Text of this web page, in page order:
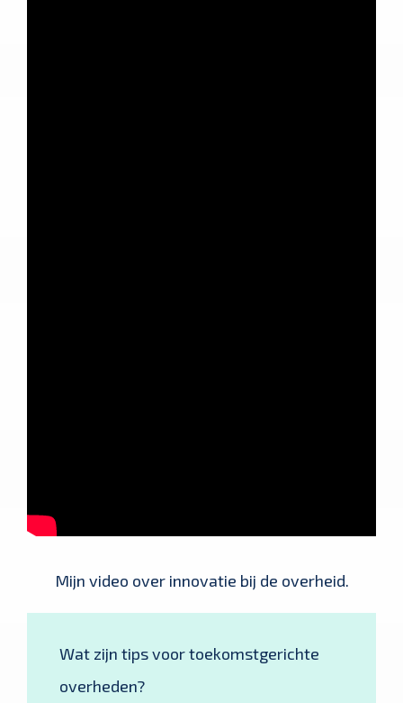
Mijn video over innovatie bij de overheid.
Wat zijn tips voor toekomstgerichte
overheden?